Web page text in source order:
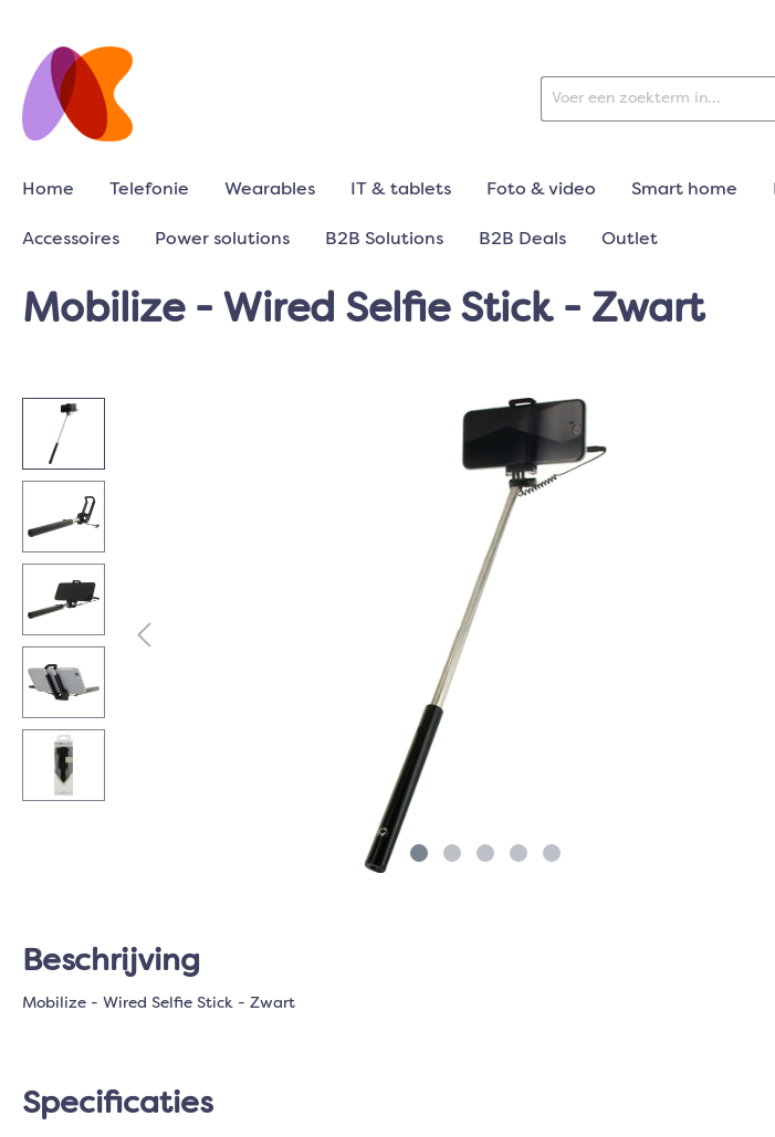
Home Telefonie Wearables IT & tablets Foto & video Smart home
Accessoires Power solutions B2B Solutions B2B Deals Outlet
Mobilize - Wired Selfie Stick - Zwart
Beschrijving
Mobilize - Wired Selfie Stick - Zwart
Specificaties